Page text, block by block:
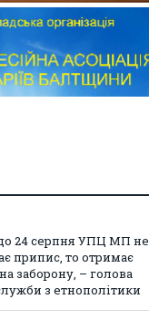
24 серпня УПЦ МП не
припис, то отримає
заборону, – голова
з етнополітики